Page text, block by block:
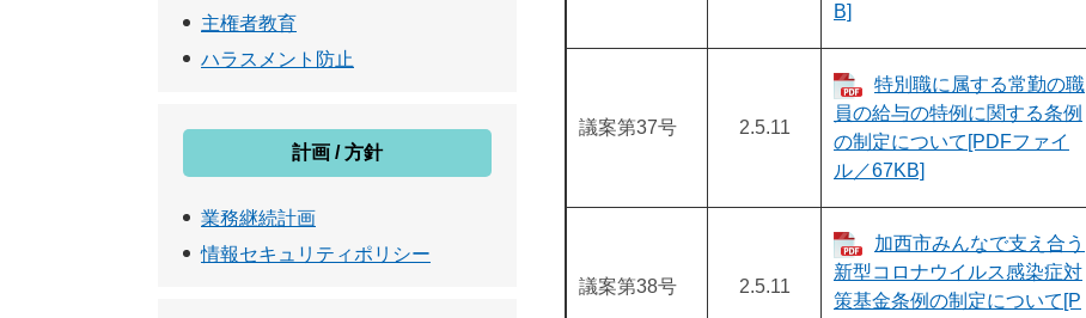
B]
議案第37号 2.5.11
特別職に属する常勤の職
員の給与の特例に関する条例
の制定について[PDFファイ
ル／67KB]
議案第38号 2.5.11
加西市みんなで支え合う
新型コロナウイルス感染症対
策基金条例の制定について[P
主権者教育
ハラスメント防止
計画 / 方針
業務継続計画
情報セキュリティポリシー